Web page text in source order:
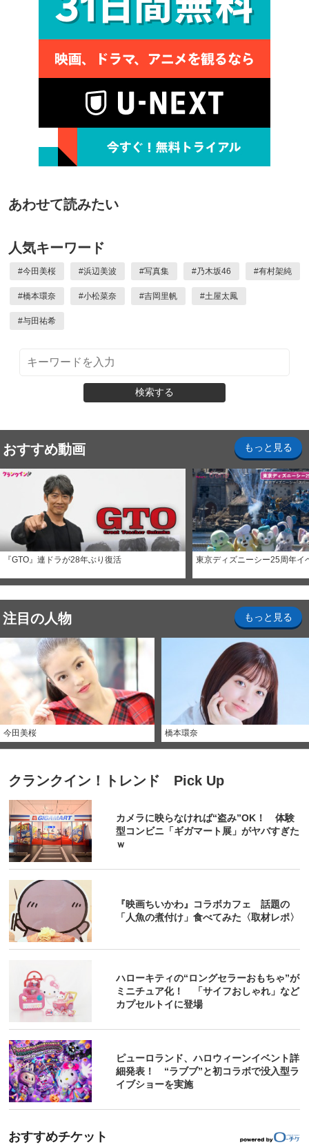
あわせて読みたい
人気キーワード
#今田美桜 #浜辺美波 #写真集 #乃木坂46 #有村架純
#橋本環奈 #小松菜奈 #吉岡里帆 #土屋太鳳
#与田祐希
検索する
おすすめ動画 もっと見る
『GTO』連ドラが28年ぶり復活 東京ディズニーシー25周年イ
注目の人物 もっと見る
今田美桜 橋本環奈
クランクイン！トレンド Pick Up
カメラに映らなければ“盗み”OK！ 体験
型コンビニ「ギガマート展」がヤバすぎた
ｗ
『映画ちいかわ』コラボカフェ 話題の
「人魚の煮付け」食べてみた〈取材レポ〉
ハローキティの“ロングセラーおもちゃ”が
ミニチュア化！ 「サイフおしゃれ」など
カプセルトイに登場
ピューロランド、ハロウィーンイベント詳
細発表！ “ラブブ”と初コラボで没入型ラ
イブショーを実施
おすすめチケット